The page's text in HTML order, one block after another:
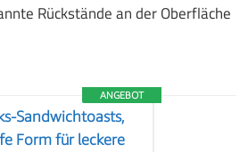
Rückstände an der Oberfläche
ANGEBOT
Sandwichtoasts,
Form für leckere